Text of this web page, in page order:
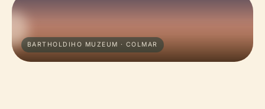
BARTHOLDIHO MUZEUM · COLMAR